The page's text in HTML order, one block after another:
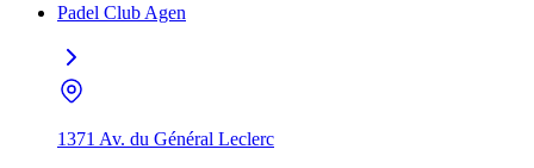
Padel Club Agen
1371 Av. du Général Leclerc